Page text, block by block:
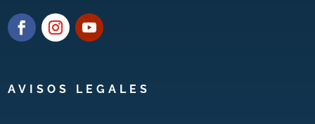
AVISOS LEGALES